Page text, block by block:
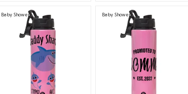
Baby Shower Baby Shower